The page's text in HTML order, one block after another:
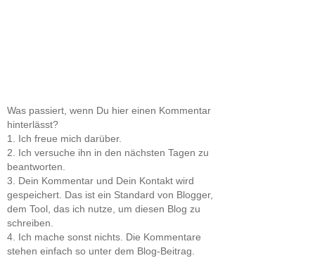
Was passiert, wenn Du hier einen Kommentar
hinterlässt?
1. Ich freue mich darüber.
2. Ich versuche ihn in den nächsten Tagen zu
beantworten.
3. Dein Kommentar und Dein Kontakt wird
gespeichert. Das ist ein Standard von Blogger,
dem Tool, das ich nutze, um diesen Blog zu
schreiben.
4. Ich mache sonst nichts. Die Kommentare
stehen einfach so unter dem Blog-Beitrag.